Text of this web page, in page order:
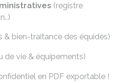
(registre
& bien-traitance des équidés)
de vie & équipements)
en PDF exportable !